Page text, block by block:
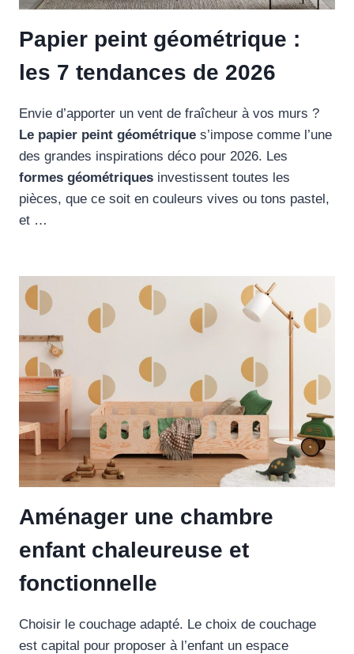
Papier peint géométrique :
les 7 tendances de 2026
Envie d’apporter un vent de fraîcheur à vos murs ?
Le papier peint géométrique s’impose comme l’une
des grandes inspirations déco pour 2026. Les
formes géométriques investissent toutes les
pièces, que ce soit en couleurs vives ou tons pastel,
et …
Aménager une chambre
enfant chaleureuse et
fonctionnelle
Choisir le couchage adapté. Le choix de couchage
est capital pour proposer à l’enfant un espace